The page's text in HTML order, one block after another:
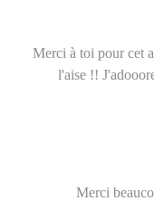
Merci à toi pour cet
l'aise !!
Merci